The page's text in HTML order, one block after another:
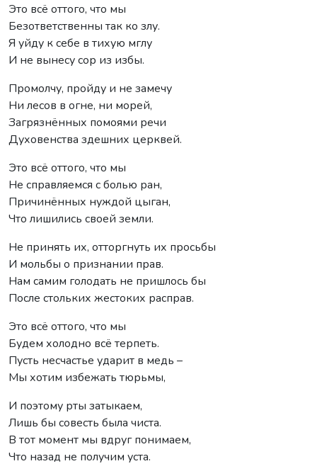
Это всё оттого, что мы
Безответственны так ко злу.
Я уйду к себе в тихую мглу
И не вынесу сор из избы.
Промолчу, пройду и не замечу
Ни лесов в огне, ни морей,
Загрязнённых помоями речи
Духовенства здешних церквей.
Это всё оттого, что мы
Не справляемся с болью ран,
Причинённых нуждой цыган,
Что лишились своей земли.
Не принять их, отторгнуть их просьбы
И мольбы о признании прав.
Нам самим голодать не пришлось бы
После стольких жестоких расправ.
Это всё оттого, что мы
Будем холодно всё терпеть.
Пусть несчастье ударит в медь –
Мы хотим избежать тюрьмы,
И поэтому рты затыкаем,
Лишь бы совесть была чиста.
В тот момент мы вдруг понимаем,
Что назад не получим уста.